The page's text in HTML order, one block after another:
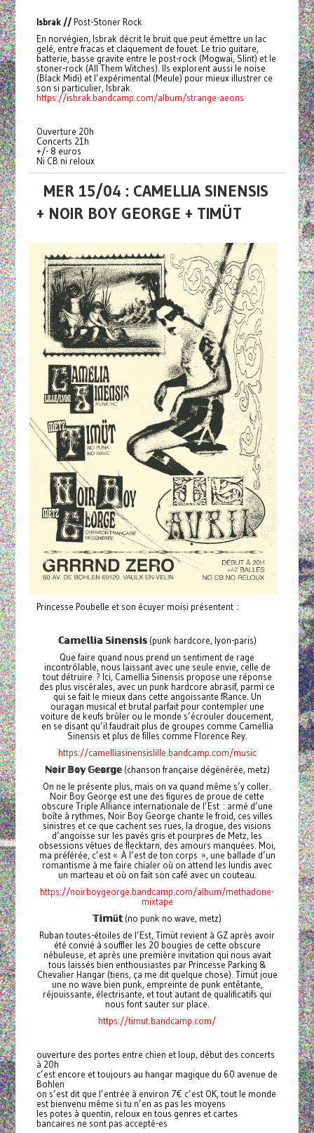
Isbrak // Post-Stoner Rock
En norvégien, Isbrak décrit le bruit que peut émettre un lac
gelé, entre fracas et claquement de fouet. Le trio guitare,
batterie, basse gravite entre le post-rock (Mogwai, Slint) et le
stoner-rock (All Them Witches). Ils explorent aussi le noise
(Black Midi) et l’expérimental (Meule) pour mieux illustrer ce
son si particulier, Isbrak.
https://isbrak.bandcamp.com/album/strange-aeons
Ouverture 20h
Concerts 21h
+/- 8 euros
Ni CB ni reloux
MER 15/04 : CAMELLIA SINENSIS
+ NOIR BOY GEORGE + TIMÜT
Princesse Poubelle et son écuyer moisi présentent :
ℂ𝕒𝕞𝕖𝕝𝕝𝕚𝕒 𝕊𝕚𝕟𝕖𝕟𝕤𝕚𝕤(punk hardcore, lyon-paris)
Que faire quand nous prend un sentiment de rage
incontrôlable, nous laissant avec une seule envie, celle de
tout détruire ? Ici, Camellia Sinensis propose une réponse
des plus viscérales, avec un punk hardcore abrasif, parmi ce
qui se fait le mieux dans cette angoissante fRance. Un
ouragan musical et brutal parfait pour contempler une
voiture de keufs brûler ou le monde s’écrouler doucement,
en se disant qu’il faudrait plus de groupes comme Camellia
Sinensis et plus de filles comme Florence Rey.
https://camelliasinensislille.bandcamp.com/music
ℕ𝕠𝕚𝕣 𝔹𝕠𝕪 𝔾𝕖𝕠𝕣𝕘𝕖(chanson française dégénérée, metz)
On ne le présente plus, mais on va quand même s’y coller.
Noir Boy George est une des figures de proue de cette
obscure Triple Alliance internationale de l’Est : armé d’une
boîte à rythmes, Noir Boy George chante le froid, ces villes
sinistres et ce que cachent ses rues, la drogue, des visions
d’angoisse sur les pavés gris et pourpres de Metz, les
obsessions vêtues de flecktarn, des amours manquées. Moi,
ma préférée, c’est « À l’est de ton corps », une ballade d’un
romantisme à me faire chialer où on attend les lundis avec
un marteau et où on fait son café avec un couteau.
https://noirboygeorge.bandcamp.com/album/methadone-
mixtape
𝕋𝕚𝕞ü𝕥(no punk no wave, metz)
Ruban toutes-étoiles de l’Est, Timüt revient à GZ après avoir
été convié à souffler les 20 bougies de cette obscure
nébuleuse, et après une première invitation qui nous avait
tous laissés bien enthousiastes par Princesse Parking &
Chevalier Hangar (tiens, ça me dit quelque chose). Timüt joue
une no wave bien punk, empreinte de punk entêtante,
réjouissante, électrisante, et tout autant de qualificatifs qui
nous font sauter sur place.
https://timut.bandcamp.com/
ouverture des portes entre chien et loup, début des concerts
à 20h
c’est encore et toujours au hangar magique du 60 avenue de
Bohlen
on s’est dit que l’entrée à environ 7€ c’est OK, tout le monde
est bienvenu même si tu n’en as pas les moyens
les potes à quentin, reloux en tous genres et cartes
bancaires ne sont pas accepté-es